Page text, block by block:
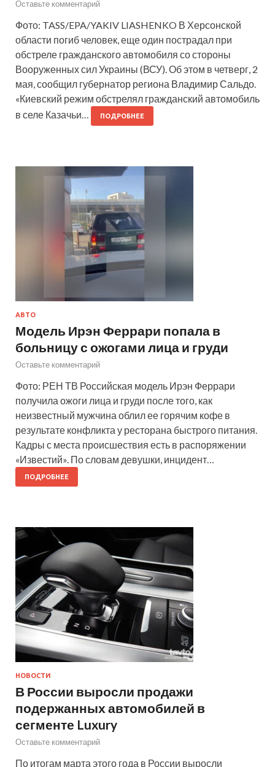
Оставьте комментарий
Фото: TASS/EPA/YAKIV LIASHENKO В Херсонской
области погиб человек, еще один пострадал при
обстреле гражданского автомобиля со стороны
Вооруженных сил Украины (ВСУ). Об этом в четверг, 2
мая, сообщил губернатор региона Владимир Сальдо.
«Киевский режим обстрелял гражданский автомобиль
в селе Казачьи…
ПОДРОБНЕЕ
АВТО
Модель Ирэн Феррари попала в
больницу с ожогами лица и груди
Оставьте комментарий
Фото: РЕН ТВ Российская модель Ирэн Феррари
получила ожоги лица и груди после того, как
неизвестный мужчина облил ее горячим кофе в
результате конфликта у ресторана быстрого питания.
Кадры с места происшествия есть в распоряжении
«Известий». По словам девушки, инцидент…
ПОДРОБНЕЕ
НОВОСТИ
В России выросли продажи
подержанных автомобилей в
сегменте Luxury
Оставьте комментарий
По итогам марта этого года в России выросли